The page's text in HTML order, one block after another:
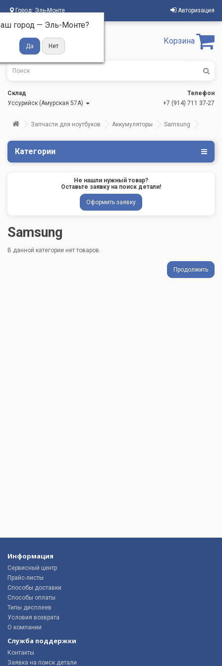
Город: Эль-Монте
город — Эль-Монте?
Авторизация
Корзина
Склад
Уссурийск (Амурская 57А)
Телефон
+7 (914) 711 37-27
Запчасти для ноутбуков Аккумуляторы Samsung
Категории
Не нашли нужный товар?
Оставьте заявку на поиск детали!
Оформить заявку
Samsung
В данной категории нет товаров.
Продолжить
Информация
Сервисный центр
Прайс-листы
Способы доставки
Способы оплаты
Типы дисплеев
Условия возврата
О компании
Служба поддержки
Контакты
Заявка на поиск детали